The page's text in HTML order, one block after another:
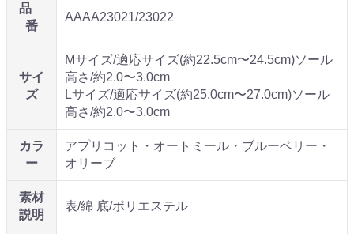
品
番
AAAA23021/23022
サイ
ズ
Mサイズ/適応サイズ(約22.5cm〜24.5cm)ソール
高さ/約2.0〜3.0cm
Lサイズ/適応サイズ(約25.0cm〜27.0cm)ソール
高さ/約2.0〜3.0cm
カラ
ー
アプリコット・オートミール・ブルーベリー・
オリーブ
素材
説明
表/綿 底/ポリエステル